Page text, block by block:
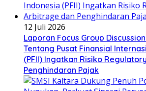
12 Juli 2026
Laporan Focus Group Discussion
Tentang Pusat Finansial
(PFII) Ingatkan Risiko
Penghindaran Pajak